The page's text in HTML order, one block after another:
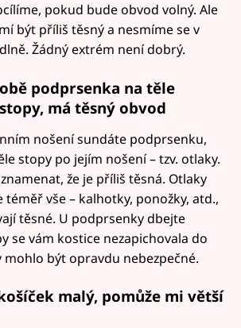
pokud bude obvod volný. Ale
být příliš těsný a nesmíme se v
Žádný extrém není dobrý.
podprsenka na těle
má těsný obvod
nošení sundáte podprsenku,
stopy po jejím nošení – tzv. otlaky.
že je příliš těsná. Otlaky
téměř vše – kalhotky, ponožky, atd.,
těsné. U podprsenky dbejte
se vám kostice nezapichovala do
být opravdu nebezpečné.
malý, pomůže mi větší